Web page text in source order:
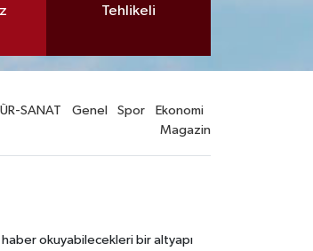
Tehlikeli
SANAT Genel Spor
Ekonomi
Magazin
okuyabilecekleri bir altyapı